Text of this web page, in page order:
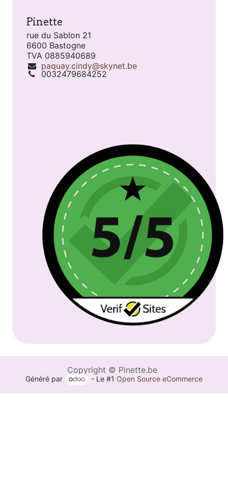
Pinette
rue du Sablon 21
6600 Bastogne
TVA 0885940689
paquay.cindy@skynet.be
0032479684252
Copyright © Pinette.be
Généré par - Le #1 Open Source eCommerce